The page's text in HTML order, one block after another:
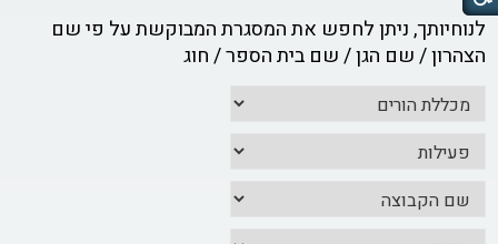
דבר
המנכ"ל
דירקטוריון
קשר
לנוחיותך, ניתן לחפש את המסגרת המבוקשת על פי שם
הצהרון / שם הגן / שם בית הספר / חוג